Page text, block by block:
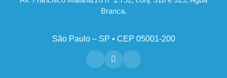
Branca.
São Paulo – SP • CEP 05001-200